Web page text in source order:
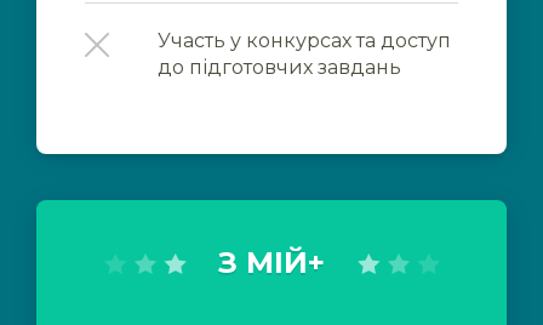
Участь у конкурсах та доступ
до підготовчих завдань
З МІЙ+